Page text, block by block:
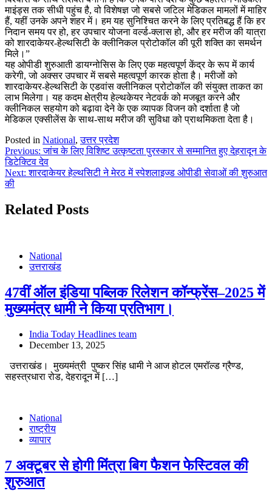
माइंड्स तक सीधी पहुंच है, वो विशेषज्ञ जो सबसे जटिल मेडिकल मामलों में माहिर
हैं, यहीं उनके अपने शहर में। हम यह सुनिश्चित करने के लिए प्रतिबद्ध हैं कि हर
निदान समय पर हो, हर उपचार योजना वर्ल्ड-क्लास हो, और हर मरीज की यात्रा
को शारदाकेयर-हेल्थसिटी के क्लीनिकल प्रोटोकॉल की पूरी शक्ति का समर्थन
मिले।”
यह ओपीडी शुरुआती डायग्नोसिस के लिए एक महत्वपूर्ण केंद्र के रूप में कार्य
करेगी, जो अक्सर उपचार में सबसे महत्वपूर्ण कारक होता है। मरीजों को
शारदाकेयर-हेल्थसिटी के एडवांस क्लीनिकल प्रोटोकॉल की संयुक्त ताकत का
लाभ मिलेगा। यह कदम क्षेत्रीय हेल्थकेयर नेटवर्क को मजबूत करने और
क्लीनिकल सहयोग को बढ़ावा देने के एक व्यापक विजन को दर्शाता है जो
मेडिकल एक्सीलेंस के साथ-साथ मरीज की सुविधा को प्राथमिकता देता है।
Posted in National,उत्तर प्रदेश
Post
navigation
Previous: जांच के लिए विशिष्ट उत्कृष्टता पुरस्कार से सम्मानित हुए देहरादून के
डिटेक्टिव देव
Next: शारदाकेयर हेल्थसिटी ने मेरठ में स्पेशलाइज्ड ओपीडी सेवाओं की शुरुआत
की
Related Posts
National
उत्तराखंड
47वीं ऑल इंडिया पब्लिक रिलेशन कॉन्फ्रेंस–2025 में
मुख्यमंत्र धामी ने किया प्रतिभाग।
India Today Headlines team
December 13, 2025
उत्तराखंड। मुख्यमंत्री पुष्कर सिंह धामी ने आज होटल एमरॉल्ड ग्रैण्ड,
सहस्त्रधारा रोड, देहरादून में […]
National
राष्ट्रीय
व्यापार
7 अक्टूबर से होगी मिंत्रा बिग फैशन फेस्टिवल की
शुरुआत